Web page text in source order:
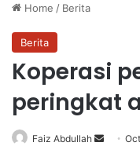
Home / Berita
Berita
Koperasi
peringkat
Faiz Abdullah